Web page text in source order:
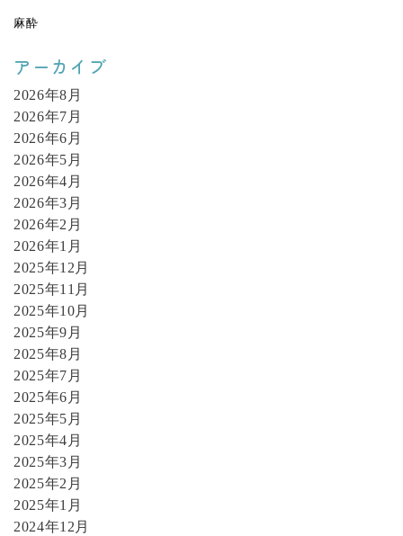
麻酔
アーカイブ
2026年8月
2026年7月
2026年6月
2026年5月
2026年4月
2026年3月
2026年2月
2026年1月
2025年12月
2025年11月
2025年10月
2025年9月
2025年8月
2025年7月
2025年6月
2025年5月
2025年4月
2025年3月
2025年2月
2025年1月
2024年12月